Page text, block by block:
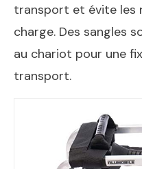
transport et évite les
charge. Des sangles
au chariot pour une
transport.